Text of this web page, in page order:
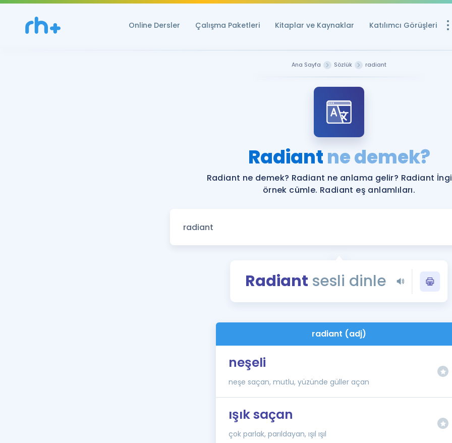
Online Dersler Çalışma Paketleri Kitaplar ve Kaynaklar Katılımcı Görüşleri
YDS ve YÖKDİL
Rehberlik Aracı
YDS ve YÖKDİL'e
Tüm ÖSYM
YDS - YÖKDİL
İngilizce Gramer
Ana Sayfa Sözlük radiant
Radiantne demek?
Radiant ne demek? Radiant ne anlama gelir? Radiant
örnek cümle. Radiant eş anlamlıları.
Radiant sesli dinle
radiant (adj)
neşeli
neşe saçan, mutlu, yüzünde güller açan
ışık saçan
çok parlak, parıldayan, ışıl ışıl